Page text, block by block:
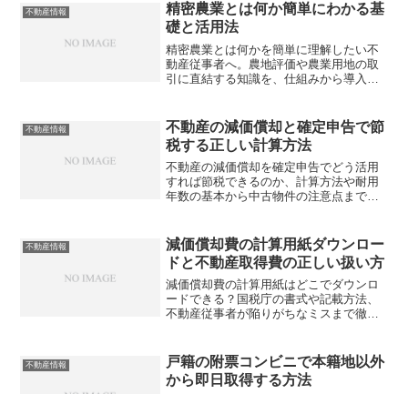
不動産情報
精密農業とは何か簡単にわかる基
礎と活用法
精密農業とは何かを簡単に理解したい不
動産従事者へ。農地評価や農業用地の取
引に直結する知識を、仕組みから導入コ
せんか？
不動産情報
不動産の減価償却と確定申告で節
税する正しい計算方法
不動産の減価償却を確定申告でどう活用
すれば節税できるのか、計算方法や耐用
年数の基本から中古物件の注意点まで詳
不動産情報
減価償却費の計算用紙ダウンロー
ドと不動産取得費の正しい扱い方
減価償却費の計算用紙はどこでダウンロ
ードできる？国税庁の書式や記載方法、
不動産従事者が陥りがちなミスまで徹底
不動産情報
戸籍の附票コンビニで本籍地以外
から即日取得する方法